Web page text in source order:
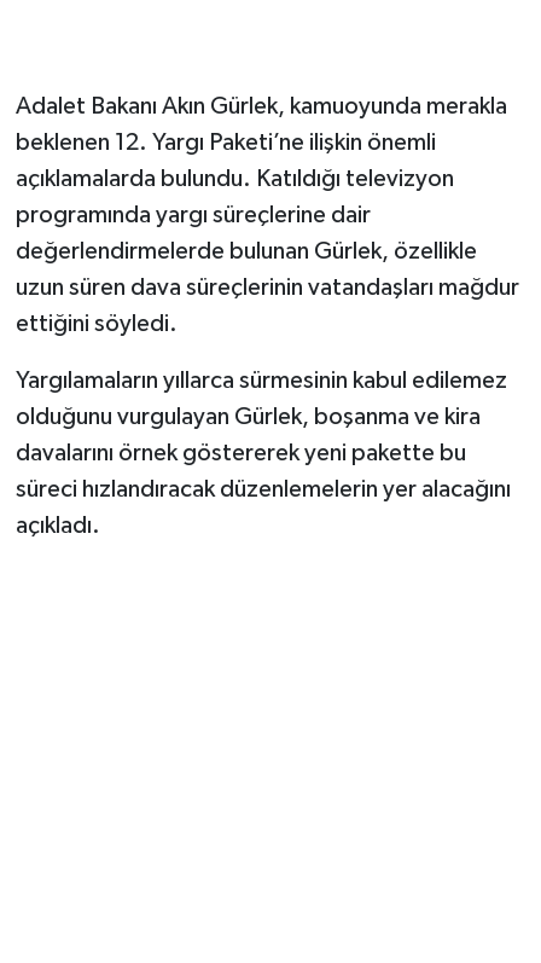
Adalet Bakanı Akın Gürlek, kamuoyunda merakla
beklenen 12. Yargı Paketi’ne ilişkin önemli
açıklamalarda bulundu. Katıldığı televizyon
programında yargı süreçlerine dair
değerlendirmelerde bulunan Gürlek, özellikle
uzun süren dava süreçlerinin vatandaşları mağdur
ettiğini söyledi.
Yargılamaların yıllarca sürmesinin kabul edilemez
olduğunu vurgulayan Gürlek, boşanma ve kira
davalarını örnek göstererek yeni pakette bu
süreci hızlandıracak düzenlemelerin yer alacağını
açıkladı.
Seri İlan
Siyaset
Sokak Hayvanlarını Sahiplendirme
Sonsöz Özel
Vasıta
Yaşam